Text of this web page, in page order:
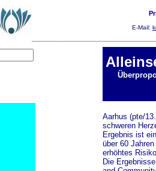
E-Mail:
Aarhus (pte/
schweren
Ergebnis ist
über 60
erhöhtes
Die